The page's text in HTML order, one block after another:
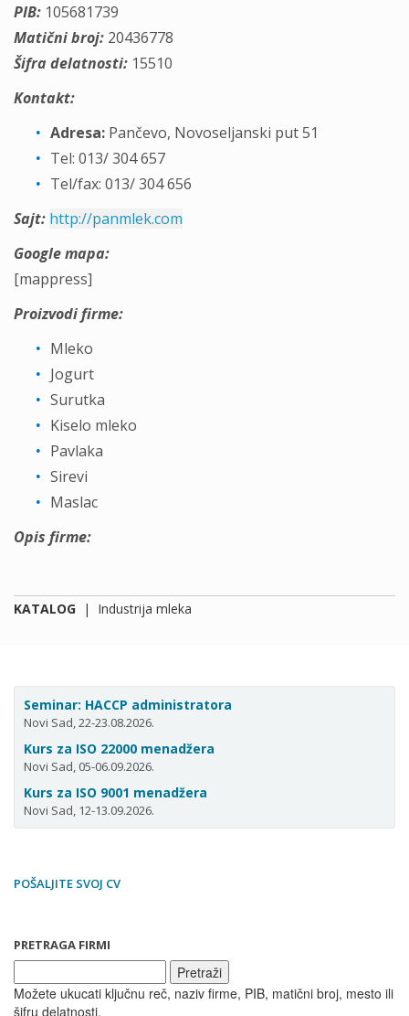
PIB: 105681739
Matični broj: 20436778
Šifra delatnosti: 15510
Kontakt:
Adresa: Pančevo, Novoseljanski put 51
Tel: 013/ 304 657
Tel/fax: 013/ 304 656
Sajt: http://panmlek.com
Google mapa:
[mappress]
Proizvodi firme:
Mleko
Jogurt
Surutka
Kiselo mleko
Pavlaka
Sirevi
Maslac
Opis firme:
KATALOG | Industrija mleka
Seminar: HACCP administratora
Novi Sad, 22-23.08.2026.
Kurs za ISO 22000 menadžera
Novi Sad, 05-06.09.2026.
Kurs za ISO 9001 menadžera
Novi Sad, 12-13.09.2026.
POŠALJITE SVOJ CV
PRETRAGA FIRMI
Pretraži
Možete ukucati ključnu reč, naziv firme, PIB, matični broj, mesto ili
šifru delatnosti.